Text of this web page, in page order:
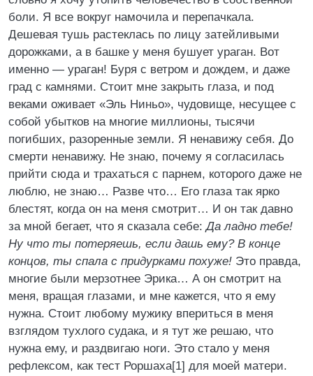
боли. Я все вокруг намочила и перепачкала.
Дешевая тушь растеклась по лицу затейливыми
дорожками, а в башке у меня бушует ураган. Вот
именно — ураган! Буря с ветром и дождем, и даже
град с камнями. Стоит мне закрыть глаза, и под
веками оживает «Эль Ниньо», чудовище, несущее с
собой убытков на многие миллионы, тысячи
погибших, разоренные земли. Я ненавижу себя. До
смерти ненавижу. Не знаю, почему я согласилась
прийти сюда и трахаться с парнем, которого даже не
люблю, не знаю… Разве что… Его глаза так ярко
блестят, когда он на меня смотрит… И он так давно
за мной бегает, что я сказала себе:Да ладно тебе!
Ну что ты потеряешь, если дашь ему? В конце
концов, ты спала с придурками похуже! Это правда,
многие были мерзотнее Эрика… А он смотрит на
меня, вращая глазами, и мне кажется, что я ему
нужна. Стоит любому мужику впериться в меня
взглядом тухлого судака, и я тут же решаю, что
нужна ему, и раздвигаю ноги. Это стало у меня
рефлексом, как тест Роршаха[1] для моей матери.